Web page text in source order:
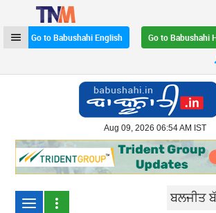
Go to Babushahi English
Go to Babushahi
Aug 09, 2026 06:54 AM IST
ਬਲਜੀਤ